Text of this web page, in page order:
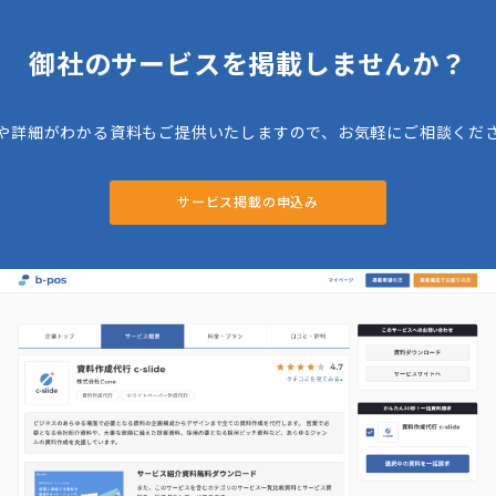
御社のサービスを掲載しませんか？
詳細がわかる資料もご提供いたしますので、お気軽にご相談くだ
サービス掲載の申込み